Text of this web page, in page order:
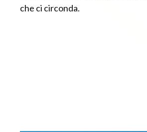
che ci circonda.